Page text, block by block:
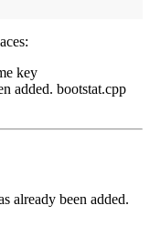
key
added. bootstat.cpp
already been added.